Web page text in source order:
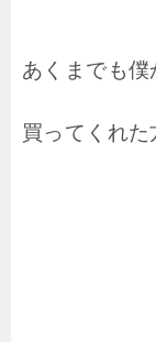
あくまでも
買ってくれた